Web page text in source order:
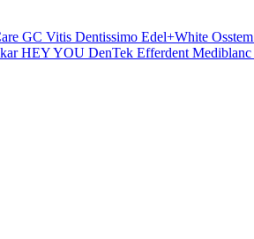
GC Vitis Dentissimo Edel+White Osstem
HEY YOU DenTek Efferdent Mediblanc